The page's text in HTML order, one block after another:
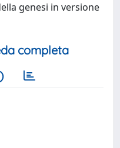
genesi in versione
completa